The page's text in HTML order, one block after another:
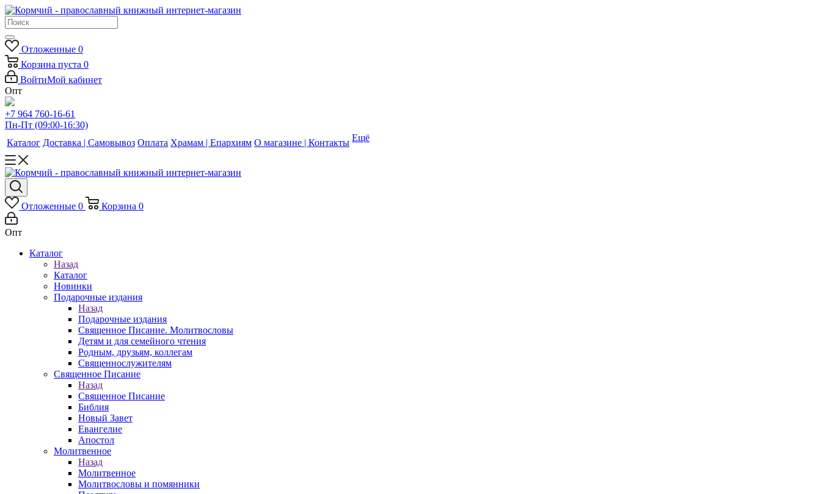
Отложенные 0
Корзина пуста 0
ВойтиМой кабинет
Опт
+7 964 760-16-61
Пн-Пт (09:00-16:30)
Каталог Доставка | Самовывоз Оплата Храмам | Епархиям О магазине | Контакты Ещё
Отложенные 0 Корзина 0
Опт
Каталог
Назад
Каталог
Новинки
Подарочные издания
Назад
Подарочные издания
Священное Писание. Молитвословы
Детям и для семейного чтения
Родным, друзьям, коллегам
Священнослужителям
Священное Писание
Назад
Священное Писание
Библия
Новый Завет
Евангелие
Апостол
Молитвенное
Назад
Молитвенное
Молитвословы и помянники